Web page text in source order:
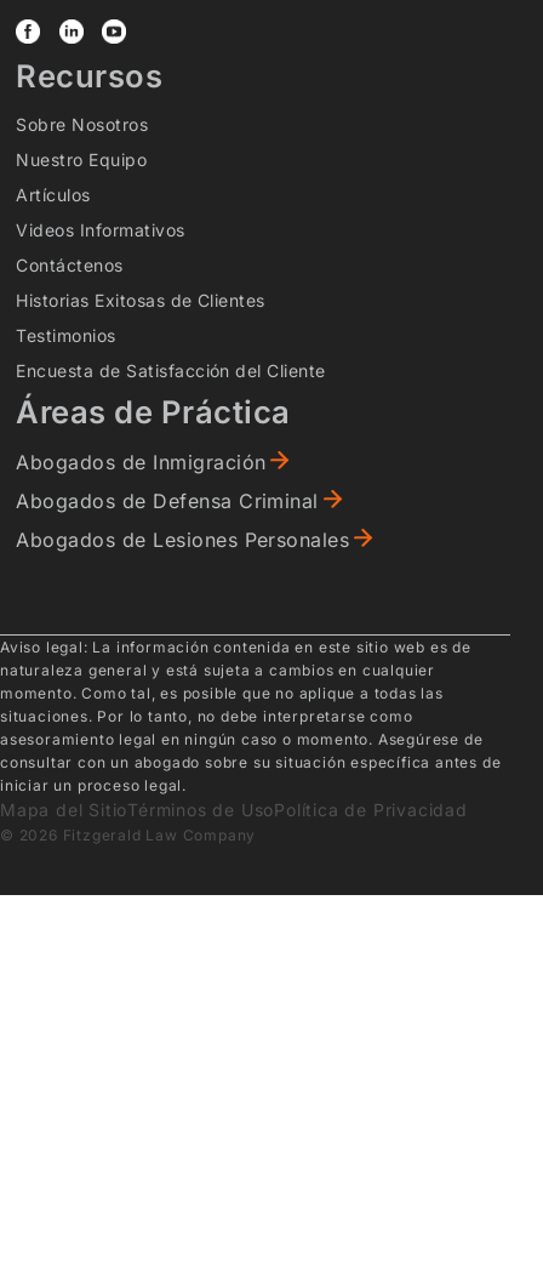
Recursos
Sobre Nosotros
Nuestro Equipo
Artículos
Videos Informativos
Contáctenos
Historias Exitosas de Clientes
Testimonios
Encuesta de Satisfacción del Cliente
Áreas de Práctica
Abogados de Inmigración
Abogados de Defensa Criminal
Abogados de Lesiones Personales
Aviso legal: La información contenida en este sitio web es de
naturaleza general y está sujeta a cambios en cualquier
momento. Como tal, es posible que no aplique a todas las
situaciones. Por lo tanto, no debe interpretarse como
asesoramiento legal en ningún caso o momento. Asegúrese de
consultar con un abogado sobre su situación específica antes de
iniciar un proceso legal.
Mapa del SitioTérminos de UsoPolítica de Privacidad
© 2026 Fitzgerald Law Company